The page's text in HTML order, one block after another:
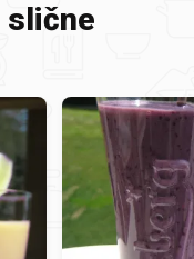
slične